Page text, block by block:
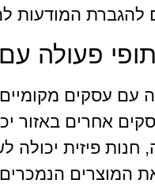
להגברת המודעות
פעולה
עם עסקים
אחרים באזור
חנות פיזית
המוצרים